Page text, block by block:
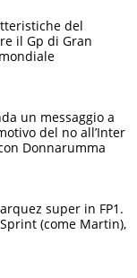
del
il Gp di Gran
un messaggio a
del no all’Inter
Donnarumma
super in FP1.
(come Martin),